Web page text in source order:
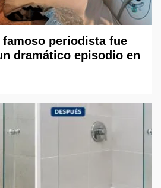
periodista fue
dramático episodio en